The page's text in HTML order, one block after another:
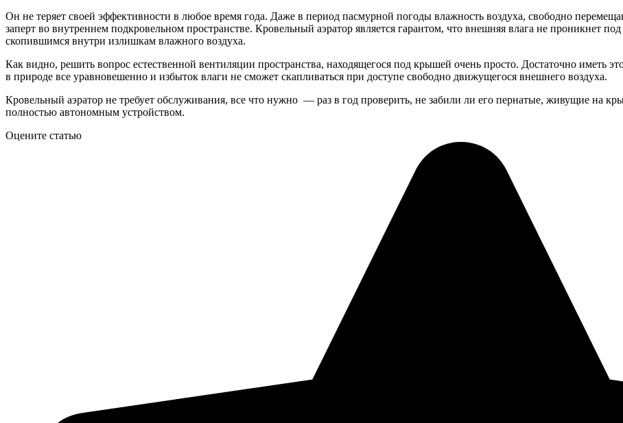
Он не теряет своей эффективности в любое время года. Даже в период пасмурной погоды влажность воздуха, свободно
заперт во внутреннем подкровельном пространстве. Кровельный аэратор является гарантом, что внешняя влага не проникнет
скопившимся внутри излишкам влажного воздуха.
Как видно, решить вопрос естественной вентиляции пространства, находящегося под крышей очень просто. Достаточно иметь
в природе все уравновешенно и избыток влаги не сможет скапливаться при доступе свободно движущегося внешнего воздуха.
Кровельный аэратор не требует обслуживания, все что нужно — раз в год проверить, не забили ли его пернатые, живущие на
полностью автономным устройством.
Оцените статью